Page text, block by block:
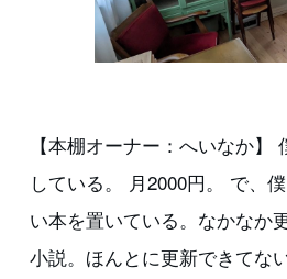
【本棚オーナー：へいなか】
している。 月2000円。 で、
い本を置いている。なかなか
小説。ほんとに更新できてな